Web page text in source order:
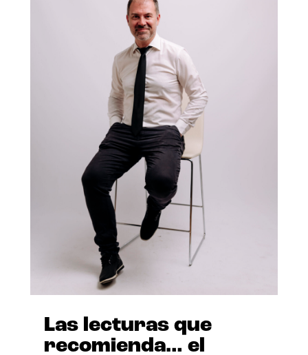
Las lecturas que
recomienda… el